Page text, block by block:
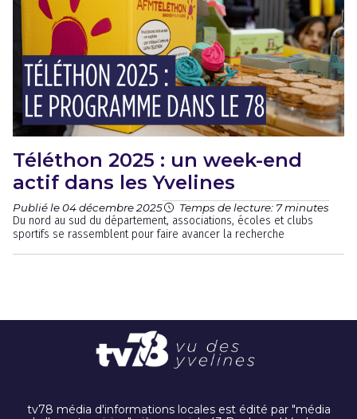
Téléthon 2025 : un week-end
actif dans les Yvelines
Publié le 04 décembre 2025 Temps de lecture: 7 minutes
Du nord au sud du département, associations, écoles et clubs
sportifs se rassemblent pour faire avancer la recherche
tv78 média d'informations locales est édité par "média